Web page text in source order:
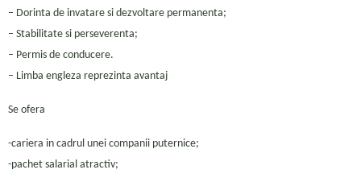
– Dorinta de invatare si dezvoltare permanenta;
– Stabilitate si perseverenta;
– Permis de conducere.
– Limba engleza reprezinta avantaj
Se ofera
-cariera in cadrul unei companii puternice;
-pachet salarial atractiv;